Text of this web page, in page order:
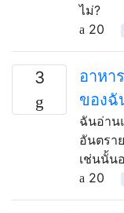
ไม่?
20
3
อาหา
ของฉั
ฉันอ่าน
อันตรา
เช่นนั้น
20